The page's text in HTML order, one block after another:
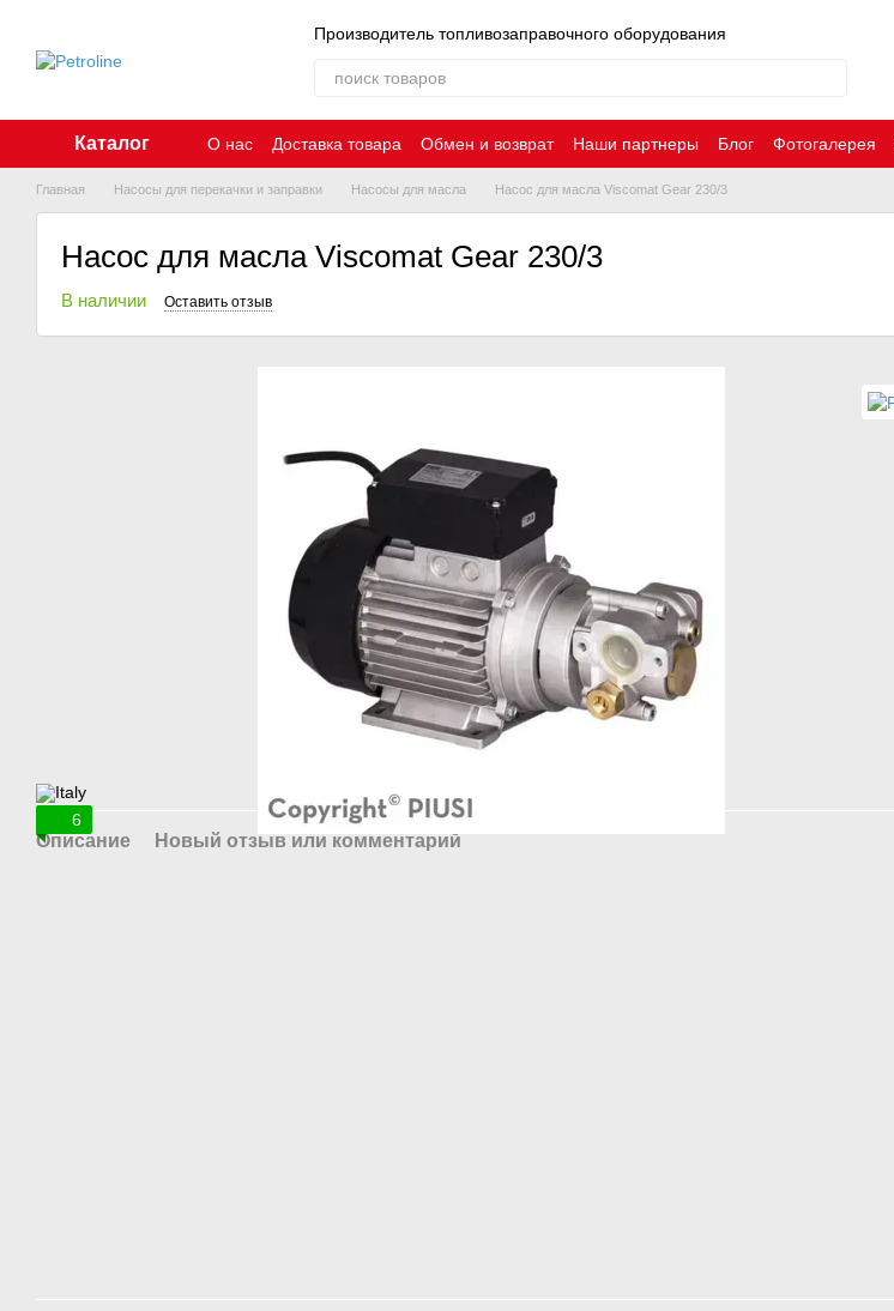
Производитель топливозаправочного оборудования
Каталог О нас Доставка товара Обмен и возврат Наши партнеры Блог Фотогалерея
Главная Насосы для перекачки и заправки Насосы для масла Насос для масла Viscomat Gear 230/3
Насос для масла Viscomat Gear 230/3
В наличии Оставить отзыв
6
Описание Новый отзыв или комментарий